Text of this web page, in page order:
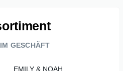
IM GESCHÄFT
EMILY & NOAH